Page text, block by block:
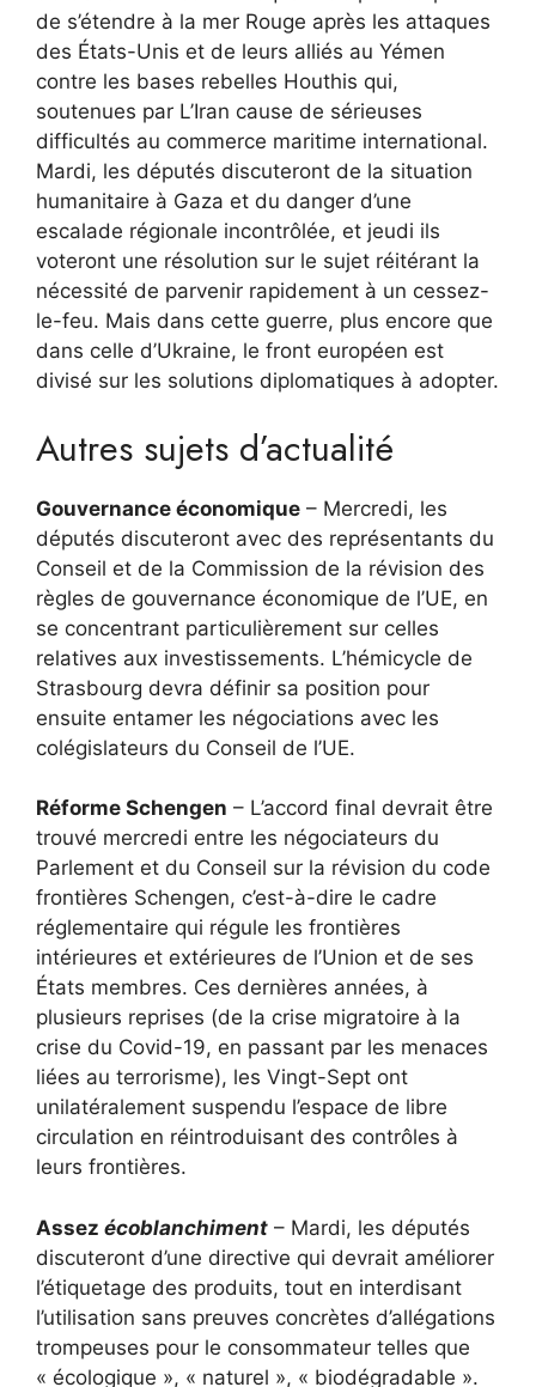
de s’étendre à la mer Rouge après les attaques
des États-Unis et de leurs alliés au Yémen
contre les bases rebelles Houthis qui,
soutenues par L’Iran cause de sérieuses
difficultés au commerce maritime international.
Mardi, les députés discuteront de la situation
humanitaire à Gaza et du danger d’une
escalade régionale incontrôlée, et jeudi ils
voteront une résolution sur le sujet réitérant la
nécessité de parvenir rapidement à un cessez-
le-feu. Mais dans cette guerre, plus encore que
dans celle d’Ukraine, le front européen est
divisé sur les solutions diplomatiques à adopter.
Autres sujets d’actualité
Gouvernance économique – Mercredi, les
députés discuteront avec des représentants du
Conseil et de la Commission de la révision des
règles de gouvernance économique de l’UE, en
se concentrant particulièrement sur celles
relatives aux investissements. L’hémicycle de
Strasbourg devra définir sa position pour
ensuite entamer les négociations avec les
colégislateurs du Conseil de l’UE.
Réforme Schengen – L’accord final devrait être
trouvé mercredi entre les négociateurs du
Parlement et du Conseil sur la révision du code
frontières Schengen, c’est-à-dire le cadre
réglementaire qui régule les frontières
intérieures et extérieures de l’Union et de ses
États membres. Ces dernières années, à
plusieurs reprises (de la crise migratoire à la
crise du Covid-19, en passant par les menaces
liées au terrorisme), les Vingt-Sept ont
unilatéralement suspendu l’espace de libre
circulation en réintroduisant des contrôles à
leurs frontières.
Assez écoblanchiment – Mardi, les députés
discuteront d’une directive qui devrait améliorer
l’étiquetage des produits, tout en interdisant
l’utilisation sans preuves concrètes d’allégations
trompeuses pour le consommateur telles que
« écologique », « naturel », « biodégradable ».